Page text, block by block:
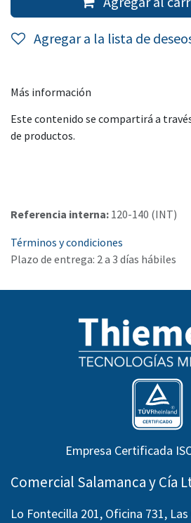
Agregar a la lista de
Más información
Este contenido se compartirá a
de productos.
Referencia interna: 120-140 (INT)
Términos y condiciones
Plazo de entrega: 2 a 3 días hábiles
Empresa Certificada
Comercial Salamanca y Cía
Lo Fontecilla 201, Oficina 731, Las